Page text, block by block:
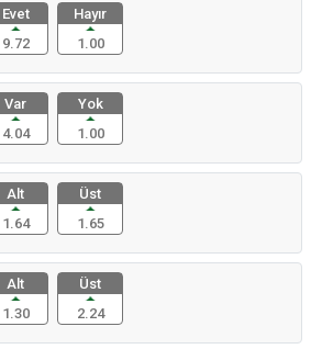
Evet
9.72
Hayır
1.00
Var
4.04
Yok
1.00
Alt
1.64
Üst
1.65
Alt
1.30
Üst
2.24